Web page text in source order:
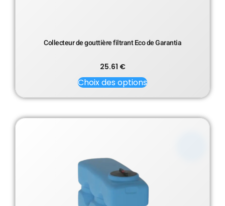
Collecteur de gouttière filtrant Eco de Garantia
25.61 €
Choix des options